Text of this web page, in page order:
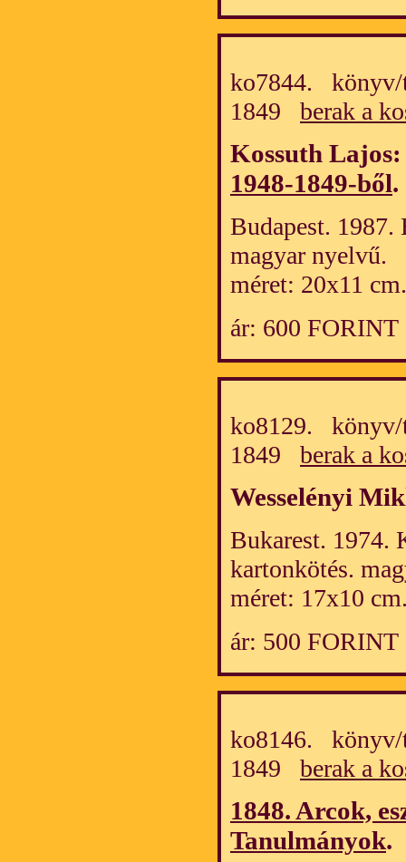
ko7844. könyv/
1849 berak a
Kossuth
1948-1849-ből.
Budapest. 1987.
magyar nyelvű.
méret: 20x11 cm.
ár: 600 FORINT
ko8129. könyv/
1849 berak a
Wesselényi
Bukarest. 1974.
kartonkötés.
méret: 17x10
ár: 500 FORINT
ko8146. könyv/
1849 berak a
1848. Arcok,
Tanulmányok.